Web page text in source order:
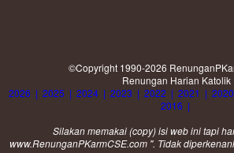
©Copyright 1990-2026
Renungan Harian Katolik
2026 | 2025 | 2024 | 2023 | 2022 | 2021 | 2020
2016 |
Silakan memakai (copy) isi web ini tapi
www.RenunganPKarmCSE.com ". Tidak